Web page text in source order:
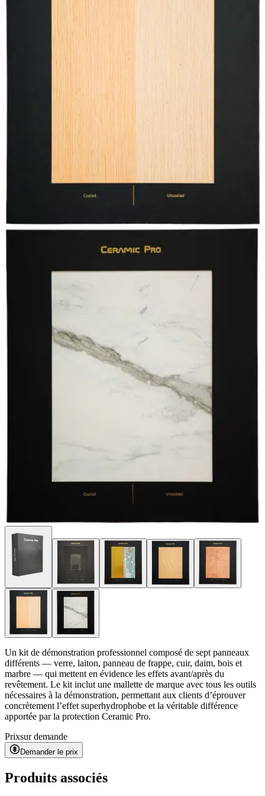
Un kit de démonstration professionnel composé de sept panneaux
différents — verre, laiton, panneau de frappe, cuir, daim, bois et
marbre — qui mettent en évidence les effets avant/après du
revêtement. Le kit inclut une mallette de marque avec tous les outils
nécessaires à la démonstration, permettant aux clients d’éprouver
concrètement l’effet superhydrophobe et la véritable différence
apportée par la protection Ceramic Pro.
Prixsur demande
Demander le prix
Produits associés